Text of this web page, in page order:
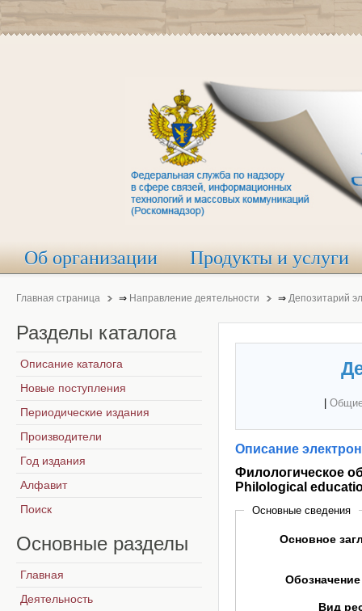
Об организации Продукты и услуги
Главная страница ⇒ Направление деятельности ⇒ Депозитарий
Описание
Филологическое
Philological
Основные сведения
Основное
Вид
Разделы каталога
Описание каталога
Новые поступления
Периодические издания
Производители
Год издания
Алфавит
Поиск
Основные разделы
Главная
Деятельность